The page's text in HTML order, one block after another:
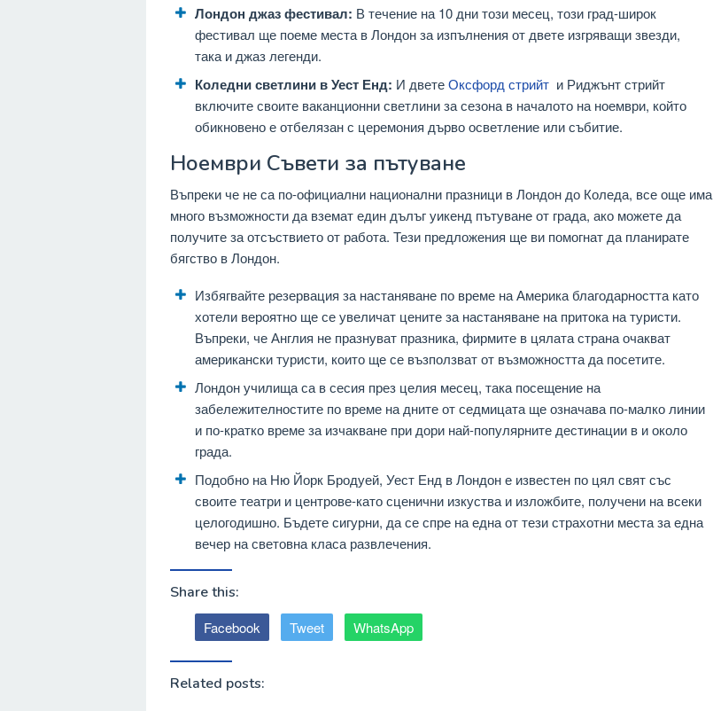
Лондон джаз фестивал: В течение на 10 дни този месец, този град-широк
фестивал ще поеме места в Лондон за изпълнения от двете изгряващи звезди,
така и джаз легенди.
Коледни светлини в Уест Енд: И дветеОксфорд стрийт и Риджънт стрийт
включите своите ваканционни светлини за сезона в началото на ноември, който
обикновено е отбелязан с церемония дърво осветление или събитие.
Ноември Съвети за пътуване
Въпреки че не са по-официални национални празници в Лондон до Коледа, все още има
много възможности да вземат един дълъг уикенд пътуване от града, ако можете да
получите за отсъствието от работа. Тези предложения ще ви помогнат да планирате
бягство в Лондон.
Избягвайте резервация за настаняване по време на Америка благодарността като
хотели вероятно ще се увеличат цените за настаняване на притока на туристи.
Въпреки, че Англия не празнуват празника, фирмите в цялата страна очакват
американски туристи, които ще се възползват от възможността да посетите.
Лондон училища са в сесия през целия месец, така посещение на
забележителностите по време на дните от седмицата ще означава по-малко линии
и по-кратко време за изчакване при дори най-популярните дестинации в и около
града.
Подобно на Ню Йорк Бродуей, Уест Енд в Лондон е известен по цял свят със
своите театри и центрове-като сценични изкуства и изложбите, получени на всеки
целогодишно. Бъдете сигурни, да се спре на една от тези страхотни места за една
вечер на световна класа развлечения.
Share this:
Facebook Tweet WhatsApp
Related posts: